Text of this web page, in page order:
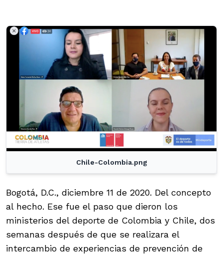
Chile-Colombia.png
Bogotá, D.C., diciembre 11 de 2020. Del concepto
al hecho. Ese fue el paso que dieron los
ministerios del deporte de Colombia y Chile, dos
semanas después de que se realizara el
intercambio de experiencias de prevención de